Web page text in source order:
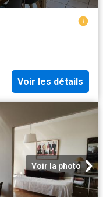
Voir les détails
Voir la photo